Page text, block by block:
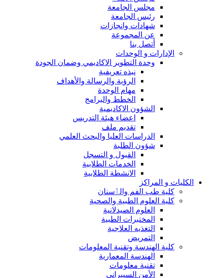
مجلس الجامعة
رئيس الجامعة
شهادات وانجازات
عن المجموعة
أتصل بنا
الإدارات و الوحدات
وحدة التطوير الاكاديمي وضمان الجودة
نبذه تعريفية
الرؤية والرسالة والأهداف
مهام الوحدة
الخطط والبرامج
الشؤون الاكاديمية
اعضاء هيئة التدريس
تقديم ملف
الدراسات العليا والبحث العلمي
شؤون الطلبة
القبول و التسجل
الخدمات الطلابية
الانشطة الطلابية
الكليات و المراكز
كلية طب الفم والٲسنان
كلية العلوم الطبية والصحية
العلوم الصيدلانية
المختبرات الطبية
التغذيه العلاجية
التمريض
كلية الهندسة وتقنية المعلومات
الهندسة المعمارية
تقنية معلومات
الأمن السيبراني